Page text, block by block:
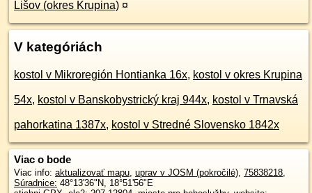
Lišov (okres Krupina) ¤
V kategóriách
kostol v Mikroregión Hontianka 16x, kostol v okres Krupina
54x, kostol v Banskobystrický kraj 944x, kostol v Trnavská
pahorkatina 1387x, kostol v Stredné Slovensko 1842x
Viac o bode
Viac info: aktualizovať mapu, uprav v JOSM (pokročilé), 75838218,
Súradnice: 48°13'36"N, 18°51'56"E